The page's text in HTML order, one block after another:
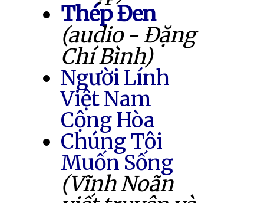
Thép Đen
(audio - Đặng
Chí Bình)
Người Lính
Việt Nam
Cộng Hòa
Chúng Tôi
Muốn Sống
(Vĩnh Noãn